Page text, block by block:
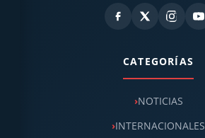
CATEGORÍAS
NOTICIAS
INTERNACIONALES